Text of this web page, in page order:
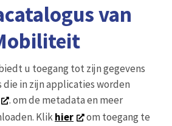
van
u toegang tot zijn gegevens
die in zijn applicaties worden
. om de metadata en meer
Klikhier
om toegang te